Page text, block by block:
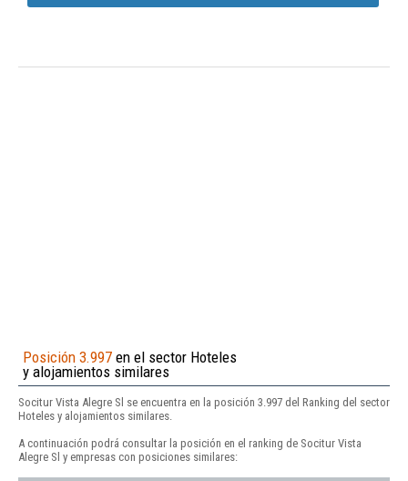
Posición 3.997 en el sector Hoteles
y alojamientos similares
Socitur Vista Alegre Sl se encuentra en la posición 3.997 del Ranking del sector
Hoteles y alojamientos similares.
A continuación podrá consultar la posición en el ranking de Socitur Vista
Alegre Sl y empresas con posiciones similares: